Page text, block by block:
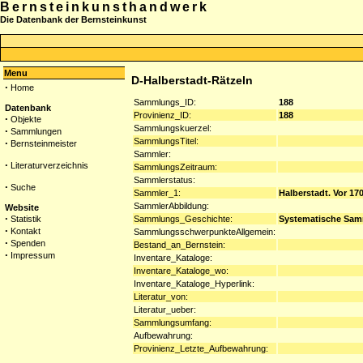
Bernsteinkunsthandwerk
Die Datenbank der Bernsteinkunst
Menu
· Home
Datenbank
· Objekte
· Sammlungen
· Bernsteinmeister
· Literaturverzeichnis
· Suche
Website
· Statistik
· Kontakt
· Spenden
· Impressum
D-Halberstadt-Rätzeln
Sammlungs_ID:
188
Provinienz_ID:
188
Sammlungskuerzel:
SammlungsTitel:
Sammler:
SammlungsZeitraum:
Sammlerstatus:
Sammler_1:
Halberstadt. Vor
SammlerAbbildung:
Sammlungs_Geschichte:
Systematische
SammlungsschwerpunkteAllgemein:
Bestand_an_Bernstein:
Inventare_Kataloge:
Inventare_Kataloge_wo:
Inventare_Kataloge_Hyperlink:
Literatur_von:
Literatur_ueber:
Sammlungsumfang:
Aufbewahrung:
Provinienz_Letzte_Aufbewahrung: